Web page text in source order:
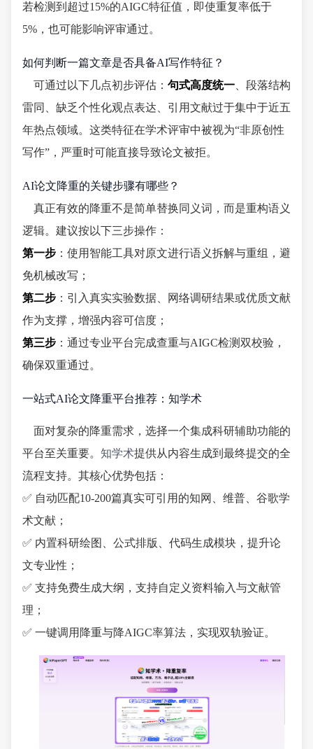
若检测到超过15%的AIGC特征值，即使重复率低于
5%，也可能影响评审通过。
如何判断一篇文章是否具备AI写作特征？
可通过以下几点初步评估： 句式高度统一 、段落结构
雷同、缺乏个性化观点表达、引用文献过于集中于近五
年热点领域。这类特征在学术评审中被视为“非原创性
写作”，严重时可能直接导致论文被拒。
AI论文降重的关键步骤有哪些？
真正有效的降重不是简单替换同义词，而是重构语义
逻辑。建议按以下三步操作：
第一步 ：使用智能工具对原文进行语义拆解与重组，避
免机械改写；
第二步 ：引入真实实验数据、网络调研结果或优质文献
作为支撑，增强内容可信度；
第三步 ：通过专业平台完成查重与AIGC检测双校验，
确保双重通过。
一站式AI论文降重平台推荐：知学术
面对复杂的降重需求，选择一个集成科研辅助功能的
平台至关重要。 知学术提供从内容生成到最终提交的全
流程支持。其核心优势包括：
✅ 自动匹配10-200篇真实可引用的知网、维普、谷歌学
术文献；
✅ 内置科研绘图、公式排版、代码生成模块，提升论
文专业性；
✅ 支持免费生成大纲，支持自定义资料输入与文献管
理；
✅ 一键调用降重与降AIGC率算法，实现双轨验证。